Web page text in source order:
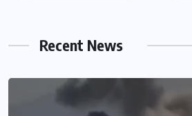
Recent News